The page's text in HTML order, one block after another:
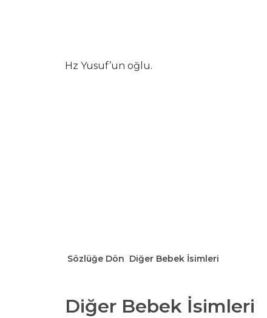
Hz Yusuf’un oğlu.
Sözlüğe Dön Diğer Bebek İsimleri
Diğer Bebek İsimleri